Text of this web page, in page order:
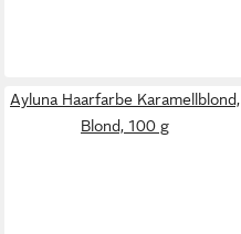
Ayluna Haarfarbe Karamellblond,
Blond, 100 g